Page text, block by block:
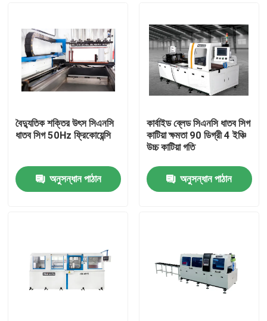
পণ্য
আমাদের সম্পর্কে
বৈদ্যুতিক শক্তির উৎস সিএনসি
ধাতব সিগ 50Hz ফ্রিকোয়েন্সি
অনুসন্ধান পাঠান
কার্বাইড ব্লেড সিএনসি ধাতব সিগ
কাটিয়া ক্ষমতা 90 ডিগ্রী 4 ইঞ্চি
উচ্চ কাটিয়া গতি
অনুসন্ধান পাঠান